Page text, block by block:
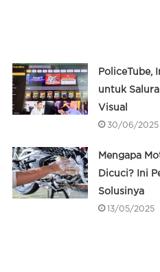
PoliceTube,
untuk
Visual
30/06/2025
Mengapa
Dicuci? Ini
Solusinya
13/05/2025